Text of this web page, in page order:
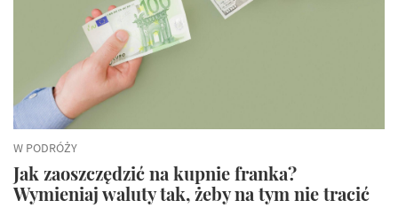
W PODRÓŻY
Jak zaoszczędzić na kupnie franka?
Wymieniaj waluty tak, żeby na tym nie tracić